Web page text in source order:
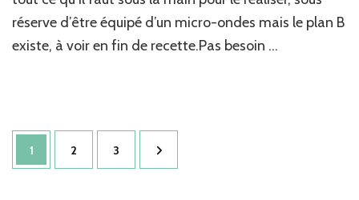
réserve d’être équipé d’un micro-ondes mais le plan B
existe, à voir en fin de recette.Pas besoin …
Pagination
des
Page
1 Page
2 Page
3